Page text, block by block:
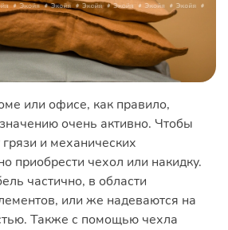
или офисе, как правило,
очень активно. Чтобы
и механических
приобрести чехол или накидку.
частично, в области
или же надеваются на
Также с помощью чехла